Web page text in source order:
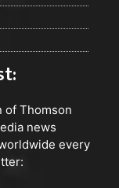
of Thomson
news
every